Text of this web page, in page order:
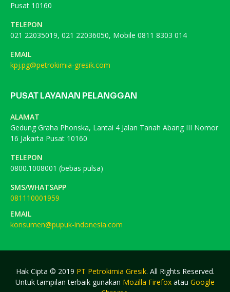
Pusat 10160
TELEPON
021 22035019, 021 22036050, Mobile 0811 8303 014
EMAIL
kpj.pg@petrokimia-gresik.com
PUSAT LAYANAN PELANGGAN
ALAMAT
Gedung Graha Phonska, Lantai 4 Jalan Tanah Abang III Nomor
16 Jakarta Pusat 10160
TELEPON
0800.1008001 (bebas pulsa)
SMS/WHATSAPP
081110001959
EMAIL
konsumen@pupuk-indonesia.com
Hak Cipta © 2019 PT Petrokimia Gresik. All Rights Reserved.
Untuk tampilan terbaik gunakan Mozilla Firefox atau Google